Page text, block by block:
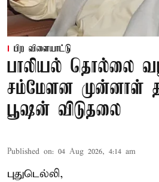
பிற விளையாட்டு
பாலியல் தொல்லை
சம்மேளன முன்னாள்
பூஷன் விடுதலை
Published on: 04 Aug 2026, 4:14 am
புதுடெல்லி,